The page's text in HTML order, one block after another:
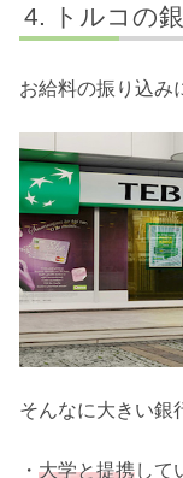
トルコの
お給料の振り込み
そんなに大きい銀
・ 大学と提携して